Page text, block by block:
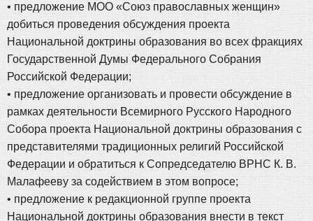
• предложение МОО «Союз православных женщин»
добиться проведения обсуждения проекта
Национальной доктрины образования во всех фракциях
Государственной Думы Федерального Собрания
Российской Федерации;
• предложение организовать и провести обсуждение в
рамках деятельности Всемирного Русского Народного
Собора проекта Национальной доктрины образования с
представителями традиционных религий Российской
Федерации и обратиться к Сопредседателю ВРНС К. В.
Малафееву за содействием в этом вопросе;
• предложение к редакционной группе проекта
Национальной доктрины образования внести в текст